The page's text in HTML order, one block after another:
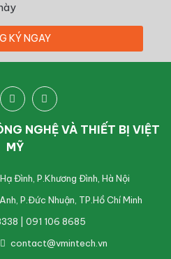
NGHỆ VÀ THIẾT BỊ VIỆT
MỸ
Đình, P.Khương Đình, Hà Nội
P.Đức Nhuận, TP.Hồ Chí Minh
| 091 106 8685
contact@vmintech.vn